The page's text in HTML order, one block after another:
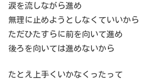
涙を流しながら進め
無理に止めようとしなくていいから
ただひたすらに前を向いて進め
後ろを向いては進めないから
たとえ上手くいかなくったって